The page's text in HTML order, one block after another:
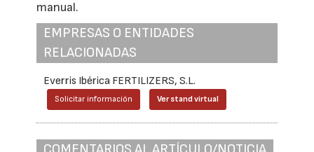
manual.
EMPRESAS O ENTIDADES
RELACIONADAS
Everris Ibérica FERTILIZERS, S.L.
Solicitar información Ver stand virtual